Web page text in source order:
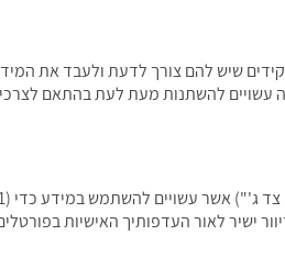
שיש להם צורך לדעת ולעבד את
עשויים להשתנות מעת לעת בהתאם
(2) לסייע לנו בהבנת השימוש בשירותים; וכן (3) לספק לך דיוור ישיר לאור